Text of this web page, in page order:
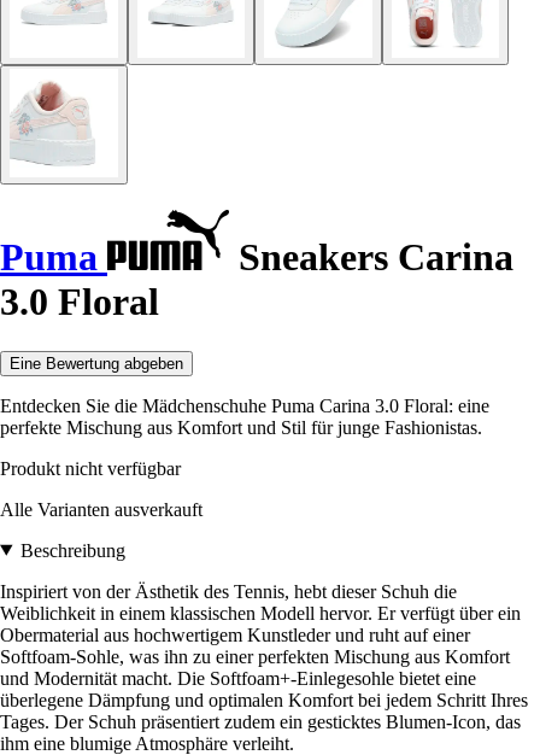
Puma
Sneakers Carina
3.0 Floral
Eine Bewertung abgeben
Entdecken Sie die Mädchenschuhe Puma Carina 3.0 Floral: eine
perfekte Mischung aus Komfort und Stil für junge Fashionistas.
Produkt nicht verfügbar
Alle Varianten ausverkauft
Beschreibung
Inspiriert von der Ästhetik des Tennis, hebt dieser Schuh die
Weiblichkeit in einem klassischen Modell hervor. Er verfügt über ein
Obermaterial aus hochwertigem Kunstleder und ruht auf einer
Softfoam-Sohle, was ihn zu einer perfekten Mischung aus Komfort
und Modernität macht. Die Softfoam+-Einlegesohle bietet eine
überlegene Dämpfung und optimalen Komfort bei jedem Schritt Ihres
Tages. Der Schuh präsentiert zudem ein gesticktes Blumen-Icon, das
ihm eine blumige Atmosphäre verleiht.